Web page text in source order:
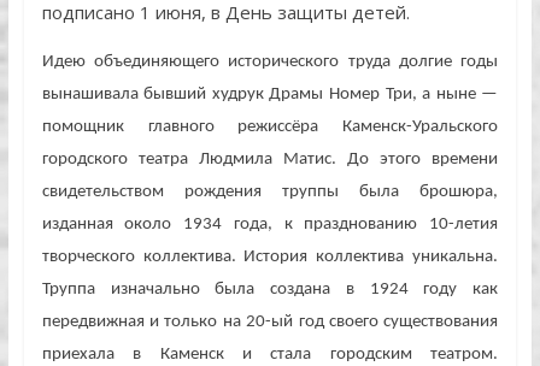
подписано 1 июня, в День защиты детей.
Идею объединяющего исторического труда долгие годы
вынашивала бывший худрук Драмы Номер Три, а ныне —
помощник главного режиссёра Каменск-Уральского
городского театра Людмила Матис. До этого времени
свидетельством рождения труппы была брошюра,
изданная около 1934 года, к празднованию 10-летия
творческого коллектива. История коллектива уникальна.
Труппа изначально была создана в 1924 году как
передвижная и только на 20-ый год своего существования
приехала в Каменск и стала городским театром.